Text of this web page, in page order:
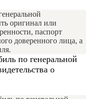
оригинал или
паспорт
доверенного лица, а
по генеральной
о